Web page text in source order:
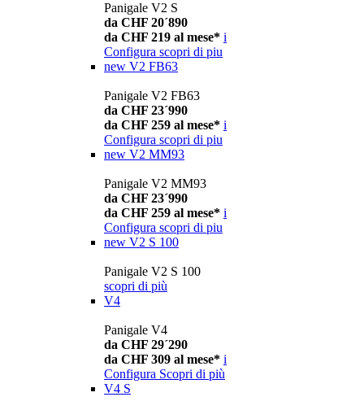
Panigale V2 S
da CHF 20´890
da CHF 219 al mese* i
Configura scopri di piu
new V2 FB63
Panigale V2 FB63
da CHF 23´990
da CHF 259 al mese* i
Configura scopri di piu
new V2 MM93
Panigale V2 MM93
da CHF 23´990
da CHF 259 al mese* i
Configura scopri di piu
new V2 S 100
Panigale V2 S 100
scopri di più
V4
Panigale V4
da CHF 29´290
da CHF 309 al mese* i
Configura Scopri di più
V4 S